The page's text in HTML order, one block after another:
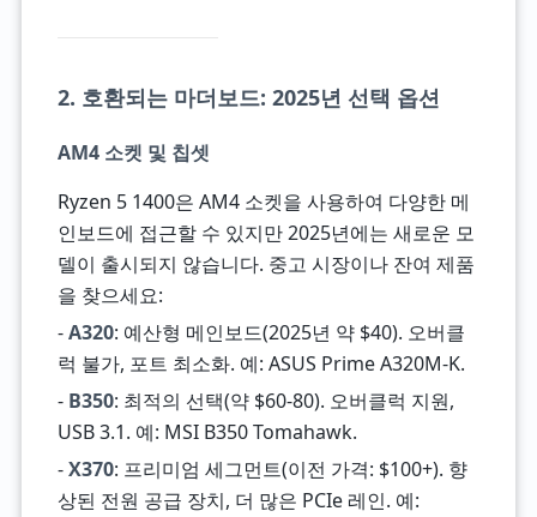
2. 호환되는 마더보드: 2025년 선택 옵션
AM4 소켓 및 칩셋
Ryzen 5 1400은 AM4 소켓을 사용하여 다양한 메
인보드에 접근할 수 있지만 2025년에는 새로운 모
델이 출시되지 않습니다. 중고 시장이나 잔여 제품
을 찾으세요:
-A320: 예산형 메인보드(2025년 약 $40). 오버클
럭 불가, 포트 최소화. 예: ASUS Prime A320M-K.
- B350: 최적의 선택(약 $60-80). 오버클럭 지원,
USB 3.1. 예: MSI B350 Tomahawk.
-X370: 프리미엄 세그먼트(이전 가격: $100+). 향
상된 전원 공급 장치, 더 많은 PCIe 레인. 예: